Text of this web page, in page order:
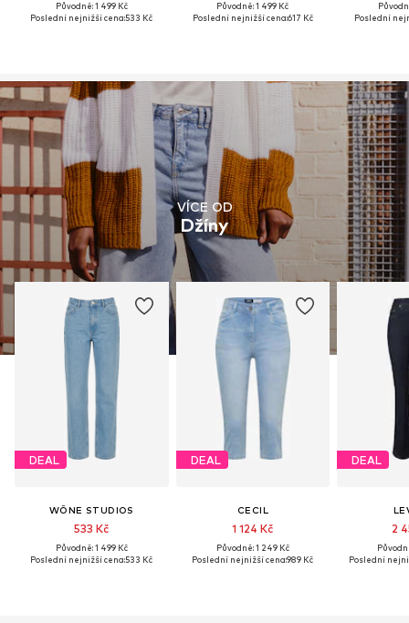
Původně: 1 499 Kč
Poslední nejnižší cena:533 Kč
Původně: 1 499 Kč
Poslední nejnižší cena:617 Kč
Poslední
VÍCE OD
Džíny
DEAL
WÔNE STUDIOS
533 Kč
Původně: 1 499 Kč
Poslední nejnižší cena:533 Kč
DEAL
CECIL
1 124 Kč
Původně: 1 249 Kč
Poslední nejnižší cena:989 Kč
DEAL
2
Poslední